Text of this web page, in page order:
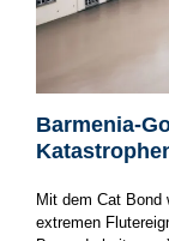
Barmenia-
Mit dem Cat Bond
extremen